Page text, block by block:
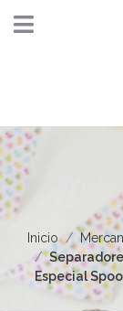
Inicio
Especial